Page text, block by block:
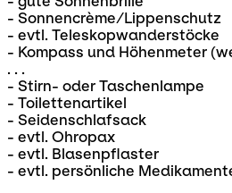
- Sonnencrème/Lippenschutz
- evtl. Teleskopwanderstöcke
- Kompass und Höhenmeter
. . .
- Stirn- oder Taschenlampe
- Toilettenartikel
- Seidenschlafsack
- evtl. Ohropax
- evtl. Blasenpflaster
- evtl. persönliche